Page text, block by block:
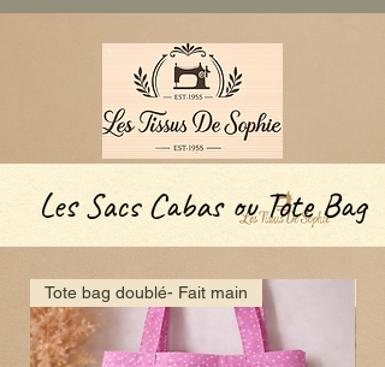
Les Sacs Cabas ou Tote Bag
Tote bag doublé- Fait main